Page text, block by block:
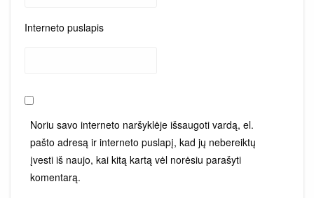
Interneto puslapis
Noriu savo interneto naršyklėje išsaugoti vardą, el.
pašto adresą ir interneto puslapį, kad jų nebereiktų
įvesti iš naujo, kai kitą kartą vėl norėsiu parašyti
komentarą.